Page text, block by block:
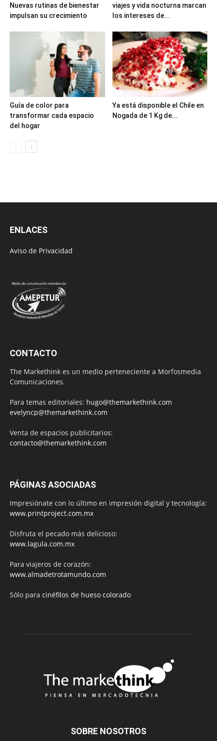
Nuevas rutinas de bienestar
impulsan su crecimiento
viajes y vida nocturna marcan
los intereses de...
Guía de color para
transformar cada espacio
del hogar
Ya está disponible el Chile en
Nogada de 1 Kg de...
ENLACES
Aviso de Privacidad
CONTACTO
The Markethink es un medio perteneciente a Morfosmedia
Comunicaciones.
Para temas editoriales: hugo@themarkethink.com
evelyncp@themarkethink.com
Venta de espacios publicitarios:
contacto@themarkethink.com
PÁGINAS ASOCIADAS
Impresiónate con lo último en impresión digital y tecnología:
www.printproject.com.mx
Disfruta el pecado más delicioso:
www.lagula.com.mx
Para viajeros de corazón:
www.almadetrotamundo.com
Sólo para cinéfilos de hueso colorado
SOBRE NOSOTROS